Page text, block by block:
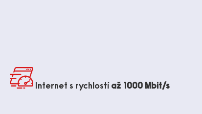
Internet s rychlostíaž 1000 Mbit/s